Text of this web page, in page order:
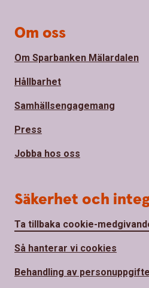
Om oss
Om Sparbanken Mälardalen
Hållbarhet
Samhällsengagemang
Press
Jobba hos oss
Säkerhet och
Ta tillbaka cookie-
Så hanterar vi cookies
Behandling av